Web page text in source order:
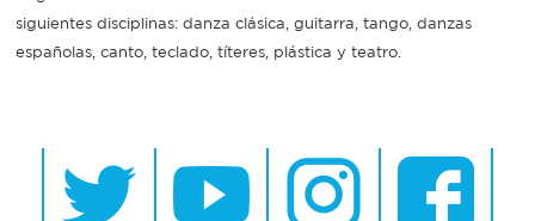
siguientes disciplinas: danza clásica, guitarra, tango, danzas
españolas, canto, teclado, títeres, plástica y teatro.